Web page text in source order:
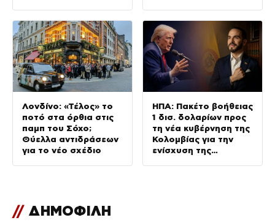
νομοθεσία για τα
όπλα
Λονδίνο: «Τέλος» το
ποτό στα όρθια στις
παμπ του Σόχο;
Θύελλα αντιδράσεων
για το νέο σχέδιο
ΗΠΑ: Πακέτο βοήθειας
1 δισ. δολαρίων προς
τη νέα κυβέρνηση της
Κολομβίας για την
ενίσχυση της
// ΔΗΜΟΦΙΛΗ